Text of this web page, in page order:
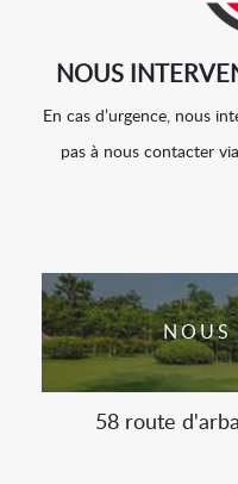
NOUS
En cas d’urgence, nous
pas à nous contacter
NOUS
58 route